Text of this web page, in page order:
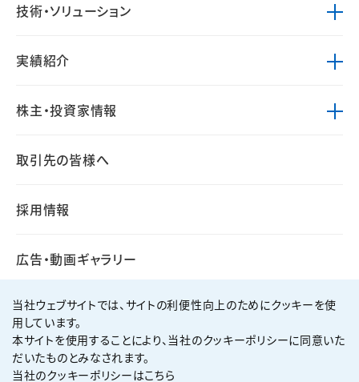
技術・ソリューション
実績紹介
株主・投資家情報
取引先の皆様へ
採用情報
広告・動画ギャラリー
個人情報保護方針
サイト利用規約
サイトマップ
当社ウェブサイトでは、サイトの利便性向上のためにクッキーを使
用しています。
本サイトを使用することにより、当社のクッキーポリシーに同意いた
だいたものとみなされます。
当社のクッキーポリシーはこちら